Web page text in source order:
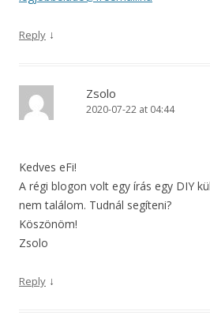
Reply ↓
Zsolo
2020-07-22 at 04:44
Kedves eFi!
A régi blogon volt egy írás egy DIY
nem találom. Tudnál segíteni?
Köszönöm!
Zsolo
Reply ↓